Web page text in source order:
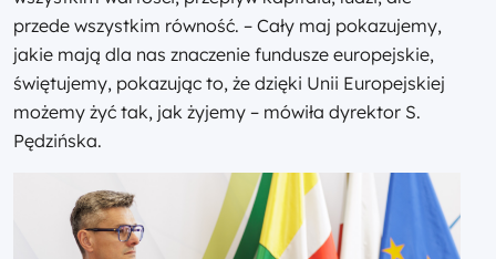
przede wszystkim równość. – Cały maj pokazujemy,
jakie mają dla nas znaczenie fundusze europejskie,
świętujemy, pokazując to, że dzięki Unii Europejskiej
możemy żyć tak, jak żyjemy – mówiła dyrektor S.
Pędzińska.